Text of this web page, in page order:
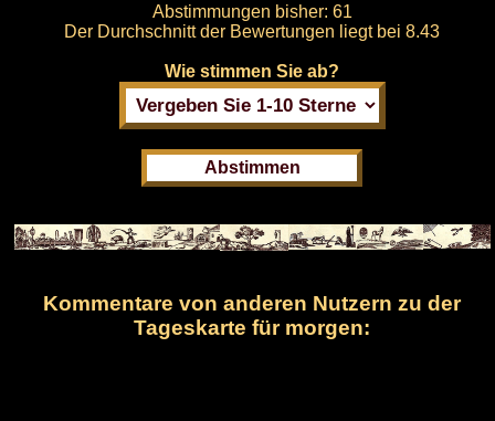
Abstimmungen bisher: 61
Der Durchschnitt der Bewertungen liegt bei 8.43
Wie stimmen Sie ab?
Kommentare von anderen Nutzern zu der
Tageskarte für morgen: